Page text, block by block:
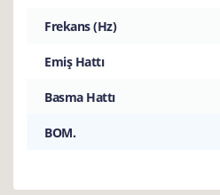
Frekans (Hz)
Emiş Hattı
Basma Hattı
BOM.